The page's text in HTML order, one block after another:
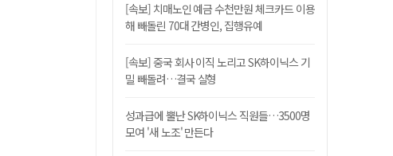
[속보] 치매노인 예금 수천만원 체크카드 이용
해 빼돌린 70대 간병인, 집행유예
[속보] 중국 회사 이직 노리고 SK하이닉스 기
밀 빼돌려…결국 실형
성과급에 뿔난 SK하이닉스 직원들…3500명
모여 '새 노조' 만든다